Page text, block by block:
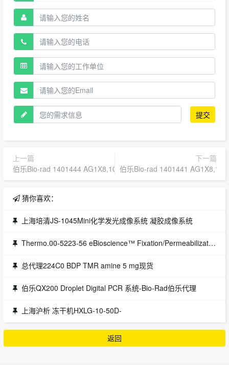
提交
上一篇
伯乐Bio-rad 1401444 AG1X8,100-200,FORMATE,500G
下一篇
伯乐Bio-rad 1401441
猜你喜欢：
上海培清JS-1045Mini化学发光成像系统 凝胶成像系统
Thermo.00-5223-56 eBioscience™ Fixation/Permeabilization Diluent 100mlThermo
总代理224C0 BDP TMR amine 5 mg现货
伯乐QX200 Droplet Digital PCR 系统-Bio-Rad伯乐代理
上海沪析 冻干机HXLG-10-50D-
返回